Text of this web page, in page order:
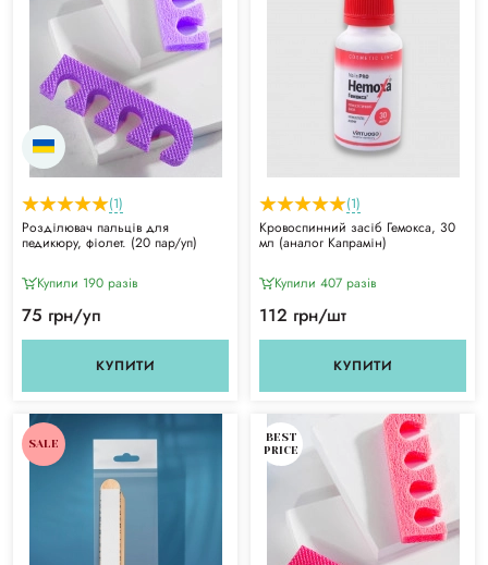
(1)
Розділювач пальців для
педикюру, фіолет. (20 пар/уп)
Купили 190 разiв
75 грн/уп
КУПИТИ
(1)
Кровоспинний засіб Гемокса, 30
мл (аналог Капрамін)
Купили 407 разiв
112 грн/шт
КУПИТИ
SALE
BEST
PRICE